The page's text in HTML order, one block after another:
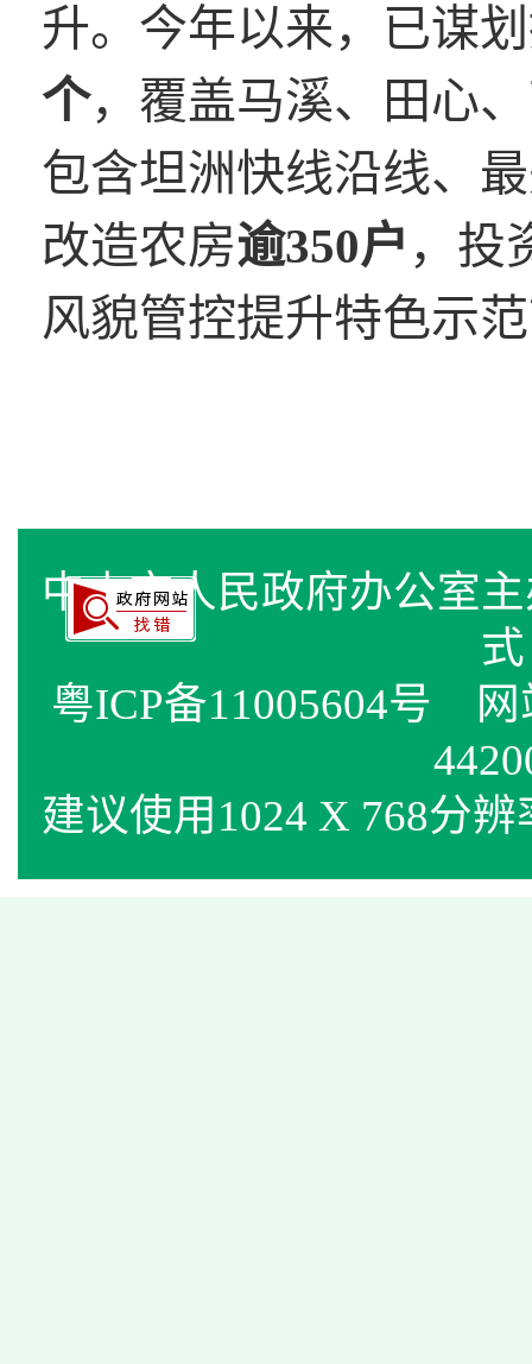
升。今年以来，已谋
个，覆盖马溪、田心
包含坦洲快线沿线、
改造农房逾350户 ，投
风貌管控提升特色示
中山市人民政府办公
式
粤ICP备11005604号 网
建议使用1024 X 768分